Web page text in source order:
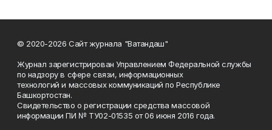
© 2020-2026 Сайт журнала "Ватандаш"
Журнал зарегистрирован Управлением Федеральной службы
по надзору в сфере связи, информационных
технологий и массовых коммуникаций по Республике
Башкортостан.
Свидетельство о регистрации средства массовой
информации ПИ № ТУ02-01535 от 06 июня 2016 года.